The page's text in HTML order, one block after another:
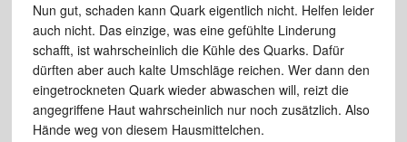
Nun gut, schaden kann Quark eigentlich nicht. Helfen leider
auch nicht. Das einzige, was eine gefühlte Linderung
schafft, ist wahrscheinlich die Kühle des Quarks. Dafür
dürften aber auch kalte Umschläge reichen. Wer dann den
eingetrockneten Quark wieder abwaschen will, reizt die
angegriffene Haut wahrscheinlich nur noch zusätzlich. Also
Hände weg von diesem Hausmittelchen.